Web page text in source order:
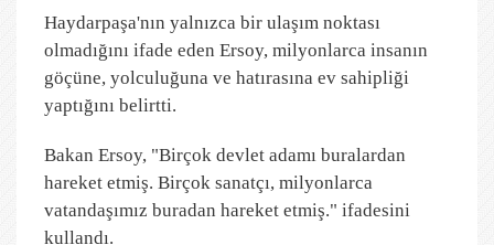
Haydarpaşa'nın yalnızca bir ulaşım noktası
olmadığını ifade eden Ersoy, milyonlarca insanın
göçüne, yolculuğuna ve hatırasına ev sahipliği
yaptığını belirtti.
Bakan Ersoy, "Birçok devlet adamı buralardan
hareket etmiş. Birçok sanatçı, milyonlarca
vatandaşımız buradan hareket etmiş." ifadesini
kullandı.